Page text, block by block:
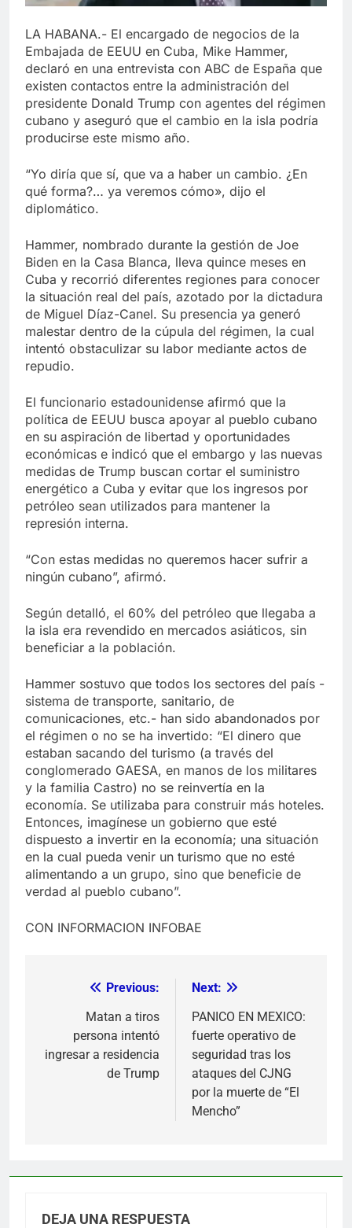
LA HABANA.- El encargado de negocios de la
Embajada de EEUU en Cuba, Mike Hammer,
declaró en una entrevista con ABC de España que
existen contactos entre la administración del
presidente Donald Trump con agentes del régimen
cubano y aseguró que el cambio en la isla podría
producirse este mismo año.
“Yo diría que sí, que va a haber un cambio. ¿En
qué forma?… ya veremos cómo», dijo el
diplomático.
Hammer, nombrado durante la gestión de Joe
Biden en la Casa Blanca, lleva quince meses en
Cuba y recorrió diferentes regiones para conocer
la situación real del país, azotado por la dictadura
de Miguel Díaz-Canel. Su presencia ya generó
malestar dentro de la cúpula del régimen, la cual
intentó obstaculizar su labor mediante actos de
repudio.
El funcionario estadounidense afirmó que la
política de EEUU busca apoyar al pueblo cubano
en su aspiración de libertad y oportunidades
económicas e indicó que el embargo y las nuevas
medidas de Trump buscan cortar el suministro
energético a Cuba y evitar que los ingresos por
petróleo sean utilizados para mantener la
represión interna.
“Con estas medidas no queremos hacer sufrir a
ningún cubano”, afirmó.
Según detalló, el 60% del petróleo que llegaba a
la isla era revendido en mercados asiáticos, sin
beneficiar a la población.
Hammer sostuvo que todos los sectores del país -
sistema de transporte, sanitario, de
comunicaciones, etc.- han sido abandonados por
el régimen o no se ha invertido: “El dinero que
estaban sacando del turismo (a través del
conglomerado GAESA, en manos de los militares
y la familia Castro) no se reinvertía en la
economía. Se utilizaba para construir más hoteles.
Entonces, imagínese un gobierno que esté
dispuesto a invertir en la economía; una situación
en la cual pueda venir un turismo que no esté
alimentando a un grupo, sino que beneficie de
verdad al pueblo cubano”.
CON INFORMACION INFOBAE
Navegación
entradas
Previous:
Matan a tiros
persona intentó
ingresar a residencia
de Trump
Next:
PANICO EN MEXICO:
fuerte operativo de
seguridad tras los
ataques del CJNG
por la muerte de “El
Mencho”
DEJA UNA RESPUESTA